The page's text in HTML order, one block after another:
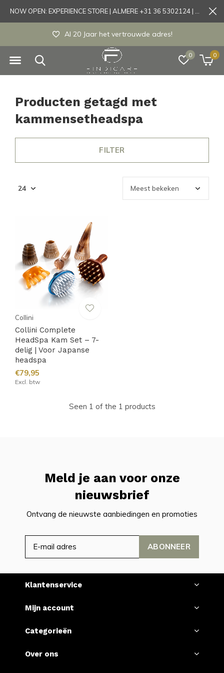
0 0
Al 20 Jaar het vertrouwde adres!
Producten getagd met
kammensetheadspa
FILTER
Collini
Collini Complete
HeadSpa Kam Set – 7-
delig | Voor Japanse
headspa
€79,95
Excl. btw
Seen 1 of the 1 products
Meld je aan voor onze
nieuwsbrief
Ontvang de nieuwste aanbiedingen en promoties
ABONNEER
Klantenservice
Mijn account
Categorieën
Over ons